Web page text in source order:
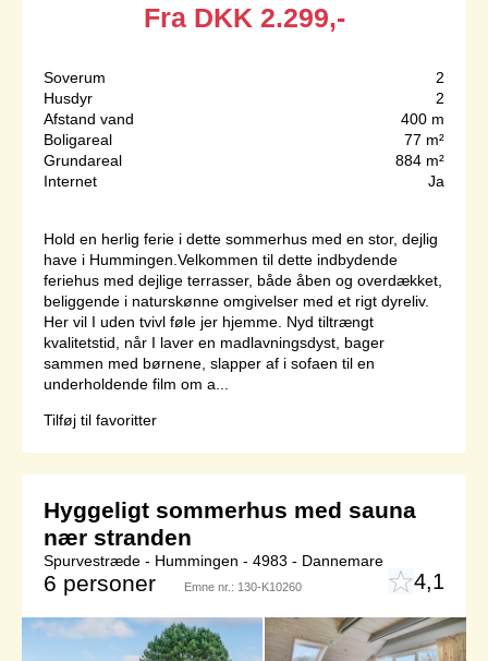
Fra DKK 2.299,-
Soverum
2
Husdyr
2
Afstand vand
400 m
Boligareal
77 m²
Grundareal
884 m²
Internet
Ja
Hold en herlig ferie i dette sommerhus med en stor, dejlig
have i Hummingen.Velkommen til dette indbydende
feriehus med dejlige terrasser, både åben og overdækket,
beliggende i naturskønne omgivelser med et rigt dyreliv.
Her vil I uden tvivl føle jer hjemme. Nyd tiltrængt
kvalitetstid, når I laver en madlavningsdyst, bager
sammen med børnene, slapper af i sofaen til en
underholdende film om a...
Tilføj til favoritter
Hyggeligt sommerhus med sauna
nær stranden
Spurvestræde - Hummingen - 4983 - Dannemare
6 personer Emne nr.: 130-K10260 4,1